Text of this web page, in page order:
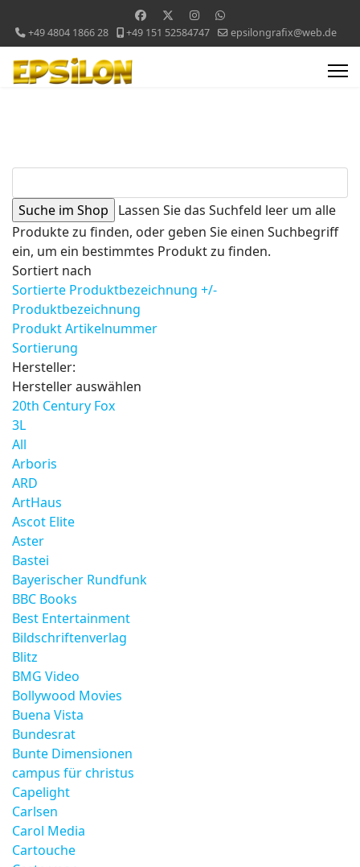
+49 4804 1866 28 +49 151 52584747 epsilongrafix@web.de
Lassen Sie das Suchfeld leer um alle
Produkte zu finden, oder geben Sie einen Suchbegriff
ein, um ein bestimmtes Produkt zu finden.
Sortiert nach
Sortierte Produktbezeichnung +/-
Produktbezeichnung
Produkt Artikelnummer
Sortierung
Hersteller:
Hersteller auswählen
20th Century Fox
3L
All
Arboris
ARD
ArtHaus
Ascot Elite
Aster
Bastei
Bayerischer Rundfunk
BBC Books
Best Entertainment
Bildschriftenverlag
Blitz
BMG Video
Bollywood Movies
Buena Vista
Bundesrat
Bunte Dimensionen
campus für christus
Capelight
Carlsen
Carol Media
Cartouche